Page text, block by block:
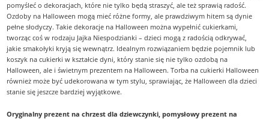
pomyśleć o dekoracjach, które nie tylko będą straszyć, ale też sprawią radość.
Ozdoby na Halloween mogą mieć różne formy, ale prawdziwym hitem są dynie
pełne słodyczy. Takie dekoracje na Halloween można wypełnić cukierkami,
tworząc coś w rodzaju Jajka Niespodzianki – dzieci mogą z radością odkrywać,
jakie smakołyki kryją się wewnątrz. Idealnym rozwiązaniem będzie pojemnik lub
koszyk na cukierki w kształcie dyni, który stanie się nie tylko ozdobą na
Halloween, ale i świetnym prezentem na Halloween. Torba na cukierki Halloween
również może być udekorowana w tym stylu, sprawiając, że Halloween dla dzieci
stanie się jeszcze bardziej wyjątkowe.
Oryginalny prezent na chrzest dla dziewczynki, pomysłowy prezent na